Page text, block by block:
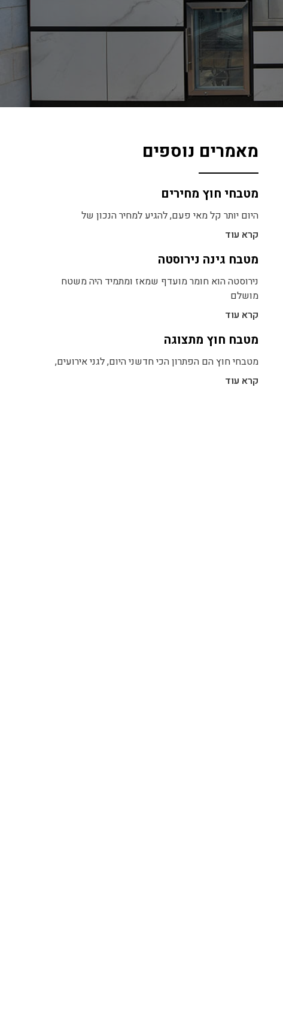
מאמרים נוספים
מטבחי חוץ מחירים
היום יותר קל מאי פעם, להגיע למחיר הנכון של
קרא עוד
מטבח גינה נירוסטה
נירוסטה הוא חומר מועדף שמאז ומתמיד היה משטח
מושלם
קרא עוד
מטבח חוץ מתצוגה
מטבחי חוץ הם הפתרון הכי חדשני היום, לגני אירועים,
קרא עוד